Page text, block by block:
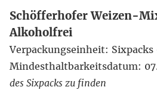
Schöfferhofer Weizen-
Alkoholfrei
Verpackungseinheit: Sixpacks
Mindesthaltbarkeitsdatum:
des Sixpacks zu finden